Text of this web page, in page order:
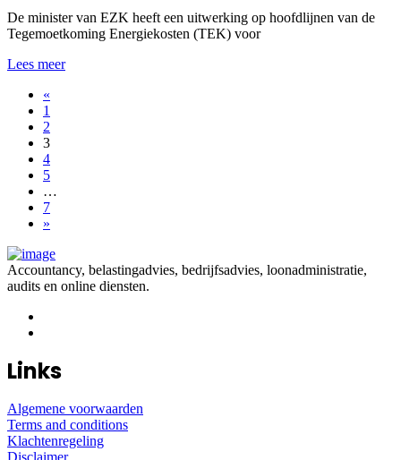
De minister van EZK heeft een uitwerking op hoofdlijnen van de
Tegemoetkoming Energiekosten (TEK) voor
Lees meer
«
1
2
3
4
5
…
7
»
Accountancy, belastingadvies, bedrijfsadvies, loonadministratie,
audits en online diensten.
Links
Algemene voorwaarden
Terms and conditions
Klachtenregeling